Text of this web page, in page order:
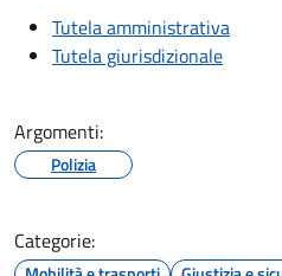
Tutela amministrativa
Tutela giurisdizionale
Argomenti:
Polizia
Categorie: